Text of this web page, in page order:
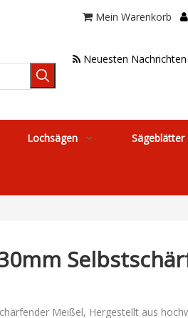
 Mein Warenkorb 
 Neuesten Nachrichten
Lochsägen Sägeblätter
Meißel, Hergestellt aus